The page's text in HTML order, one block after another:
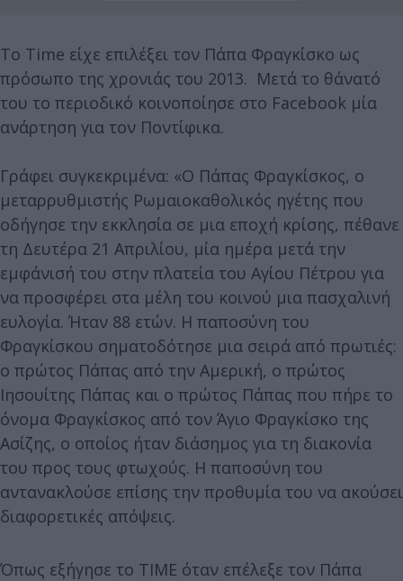
To Time είχε επιλέξει τον Πάπα Φραγκίσκο ως
πρόσωπο της χρονιάς του 2013. Μετά το θάνατό
του το περιοδικό κοινοποίησε στο Facebook μία
ανάρτηση για τον Ποντίφικα.
Γράφει συγκεκριμένα: «Ο Πάπας Φραγκίσκος, ο
μεταρρυθμιστής Ρωμαιοκαθολικός ηγέτης που
οδήγησε την εκκλησία σε μια εποχή κρίσης, πέθανε
τη Δευτέρα 21 Απριλίου, μία ημέρα μετά την
εμφάνισή του στην πλατεία του Αγίου Πέτρου για
να προσφέρει στα μέλη του κοινού μια πασχαλινή
ευλογία. Ήταν 88 ετών. Η παποσύνη του
Φραγκίσκου σηματοδότησε μια σειρά από πρωτιές:
ο πρώτος Πάπας από την Αμερική, ο πρώτος
Ιησουίτης Πάπας και ο πρώτος Πάπας που πήρε το
όνομα Φραγκίσκος από τον Άγιο Φραγκίσκο της
Ασίζης, ο οποίος ήταν διάσημος για τη διακονία
του προς τους φτωχούς. Η παποσύνη του
αντανακλούσε επίσης την προθυμία του να ακούσει
διαφορετικές απόψεις.
Όπως εξήγησε το TIME όταν επέλεξε τον Πάπα